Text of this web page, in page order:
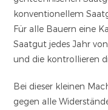
konventionellem
Für alle Bauern eine
Saatgut jedes Jahr
und die kontrollieren
Bei dieser kleinen
gegen alle